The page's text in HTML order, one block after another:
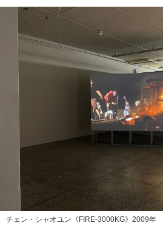
チェン・シャオユン《FIRE-3000KG》2009年